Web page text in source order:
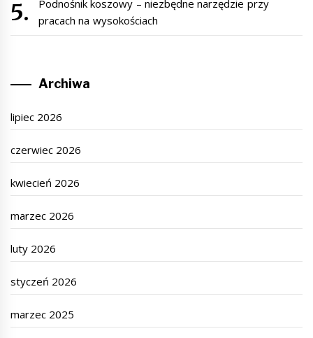
Podnośnik koszowy – niezbędne narzędzie przy
pracach na wysokościach
Archiwa
lipiec 2026
czerwiec 2026
kwiecień 2026
marzec 2026
luty 2026
styczeń 2026
marzec 2025